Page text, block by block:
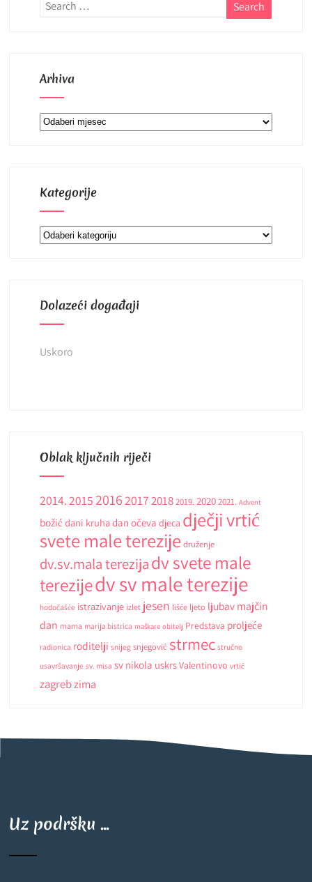
Arhiva
Arhiva
Kategorije
Kategorije
Dolazeći događaji
Uskoro
Oblak ključnih riječi
2014.2015201620172018 2019. 2020 2021. Advent
božić dani kruhadan očeva djeca dječji vrtić
svete male terezije druženje
dv.sv.mala terezijadv svete male
terezijedv sv male terezije
hodočašće istrazivanje izlet jesen lišće ljeto ljubav majčin
dan mama marija bistrica maškare obitelj Predstava proljeće
radionica roditelji snijeg snjegović strmec stručno
usavršavanje sv. misa sv nikola uskrsValentinovo vrtić
zagrebzima
Uz podršku ...